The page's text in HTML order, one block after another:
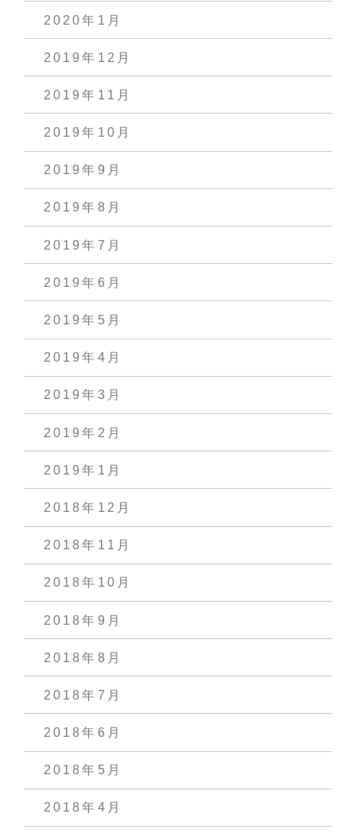
2020年1月
2019年12月
2019年11月
2019年10月
2019年9月
2019年8月
2019年7月
2019年6月
2019年5月
2019年4月
2019年3月
2019年2月
2019年1月
2018年12月
2018年11月
2018年10月
2018年9月
2018年8月
2018年7月
2018年6月
2018年5月
2018年4月